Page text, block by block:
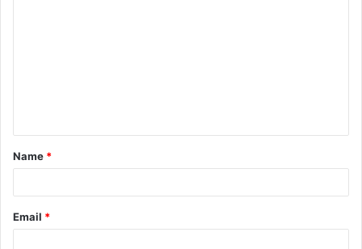
t
*
Name *
Email *